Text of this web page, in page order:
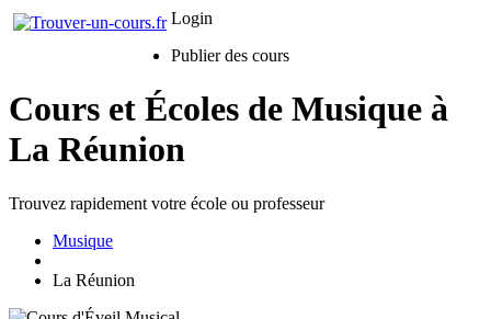
Login
Publier des cours
Cours et Écoles de Musique à
La Réunion
Trouvez rapidement votre école ou professeur
Musique
La Réunion